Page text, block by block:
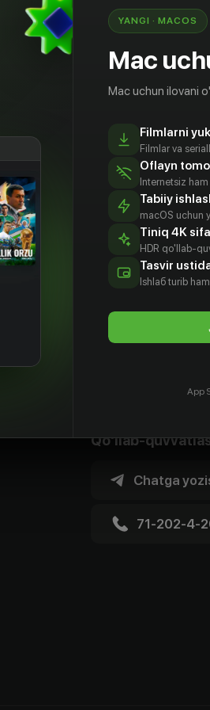
16+
Последний рейв
Qo'llab-
Chatga
71-202-4-
YANGI · MACOS
Mac
Mac uchun ilovani
Filmlarni
Filmlar va
Oflayn
Internetsiz
Tabiiy
macOS uchun
Tiniq 4K
HDR qo'llab-
Tasvir
Ishlаб turib
App